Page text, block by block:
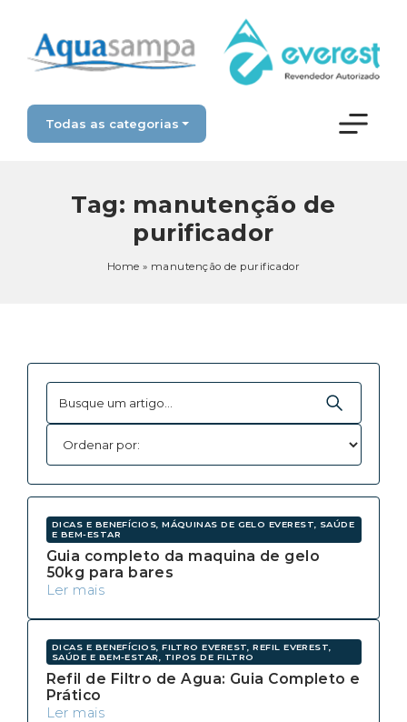
Todas as categorias
Tag: manutenção de
purificador
Home » manutenção de purificador
DICAS E BENEFÍCIOS, MÁQUINAS DE GELO EVEREST, SAÚDE
E BEM-ESTAR
Guia completo da maquina de gelo
50kg para bares
Ler mais
DICAS E BENEFÍCIOS, FILTRO EVEREST, REFIL EVEREST,
SAÚDE E BEM-ESTAR, TIPOS DE FILTRO
Refil de Filtro de Agua: Guia Completo e
Prático
Ler mais